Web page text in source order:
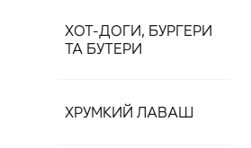
ХОТ-ДОГИ, БУРГЕРИ
ТА БУТЕРИ
ХРУМКИЙ ЛАВАШ